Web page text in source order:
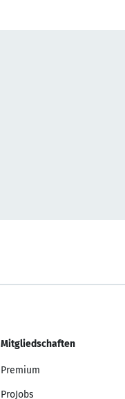
Mitgliedschaften
Premium
ProJobs